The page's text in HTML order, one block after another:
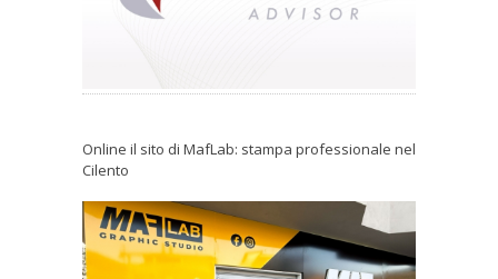
Online il sito di MafLab: stampa professionale nel
Cilento